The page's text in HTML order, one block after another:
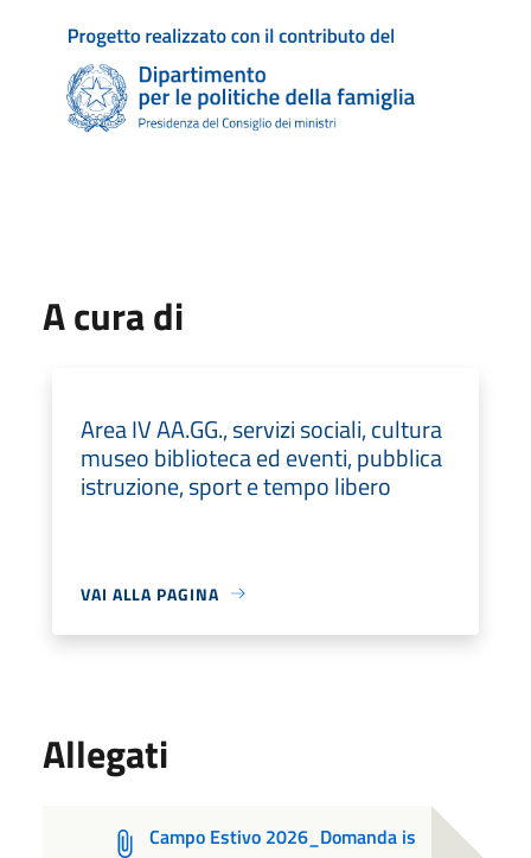
A cura di
Area IV AA.GG., servizi sociali, cultura
museo biblioteca ed eventi, pubblica
istruzione, sport e tempo libero
VAI ALLA PAGINA
Allegati
Campo Estivo 2026_Domanda is